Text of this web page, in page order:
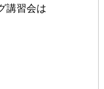
講習会は